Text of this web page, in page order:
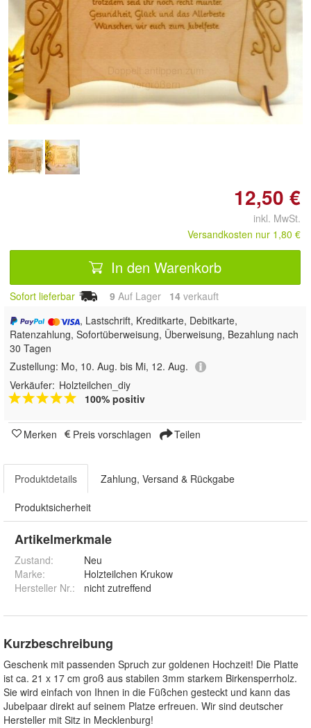
Doppelt antippen zum
vergrößern
12,50 €
inkl. MwSt.
Versandkosten nur 1,80 €
In den Warenkorb
Sofort lieferbar 9 Auf Lager 14 verkauft
, Lastschrift, Kreditkarte, Debitkarte,
Ratenzahlung, Sofortüberweisung, Überweisung, Bezahlung nach
30 Tagen
Zustellung: Mo, 10. Aug. bis Mi, 12. Aug.
Verkäufer: Holzteilchen_diy
100% positiv
Merken Preis vorschlagen Teilen
Produktdetails Zahlung, Versand & Rückgabe
Produktsicherheit
Artikelmerkmale
Zustand:
Neu
Marke:
Holzteilchen Krukow
Hersteller Nr.:
nicht zutreffend
Kurzbeschreibung
Geschenk mit passenden Spruch zur goldenen Hochzeit! Die Platte
ist ca. 21 x 17 cm groß aus stabilen 3mm starkem Birkensperrholz.
Sie wird einfach von Ihnen in die Füßchen gesteckt und kann das
Jubelpaar direkt auf seinem Platze erfreuen. Wir sind deutscher
Hersteller mit Sitz in Mecklenburg!